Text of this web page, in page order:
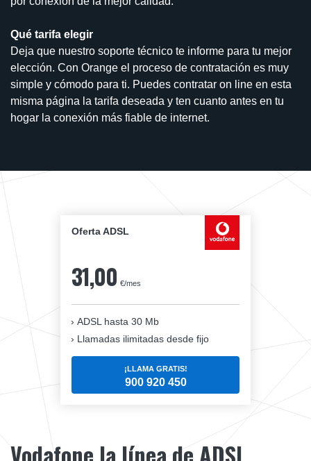
Qué tarifa elegir
Deja que nuestro soporte técnico te informe para tu mejor
elección. Con Orange el proceso de contratación es muy
simple y cómodo para ti. Puedes contratar on line en esta
misma página la tarifa deseada y ten cuanto antes en tu
hogar la conexión más fiable de internet.
Oferta ADSL
31,00 €/mes
ADSL hasta 30 Mb
Llamadas ilimitadas desde fijo
¡LLAMA GRATIS!
900 920 450